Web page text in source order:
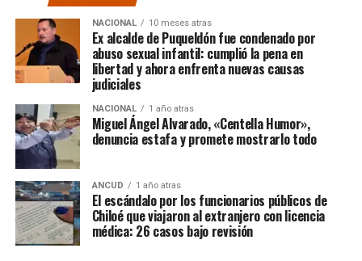
quienes lo han acompañado desde que compartió lo
ocurrido:
“Gracias a todos por el
apoyo!!!!”
Por el momento, las personas aludidas no han emitido
declaraciones públicas. La historia, según Centella,
recién comienza y, el mencionado posteo, ha generado
comentarios de todo tipo, en su gran mayoría, a favor
del humorista de Punta Arenas.
NACIONAL 10 meses atras
Ex alcalde de Puqueldón fue condenado por
abuso sexual infantil: cumplió la pena en
libertad y ahora enfrenta nuevas causas
judiciales
NACIONAL 1 año atras
Miguel Ángel Alvarado, «Centella Humor»,
denuncia estafa y promete mostrarlo todo
ANCUD 1 año atras
El escándalo por los funcionarios públicos de
Chiloé que viajaron al extranjero con licencia
médica: 26 casos bajo revisión